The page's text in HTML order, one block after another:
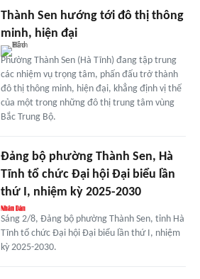
Thành Sen hướng tới đô thị thông
minh, hiện đại
Phường Thành Sen (Hà Tĩnh) đang tập trung
các nhiệm vụ trọng tâm, phấn đấu trở thành
đô thị thông minh, hiện đại, khẳng định vị thế
của một trong những đô thị trung tâm vùng
Bắc Trung Bộ.
Đảng bộ phường Thành Sen, Hà
Tĩnh tổ chức Đại hội Đại biểu lần
thứ I, nhiệm kỳ 2025-2030
Sáng 2/8, Đảng bộ phường Thành Sen, tỉnh Hà
Tĩnh tổ chức Đại hội Đại biểu lần thứ I, nhiệm
kỳ 2025-2030.